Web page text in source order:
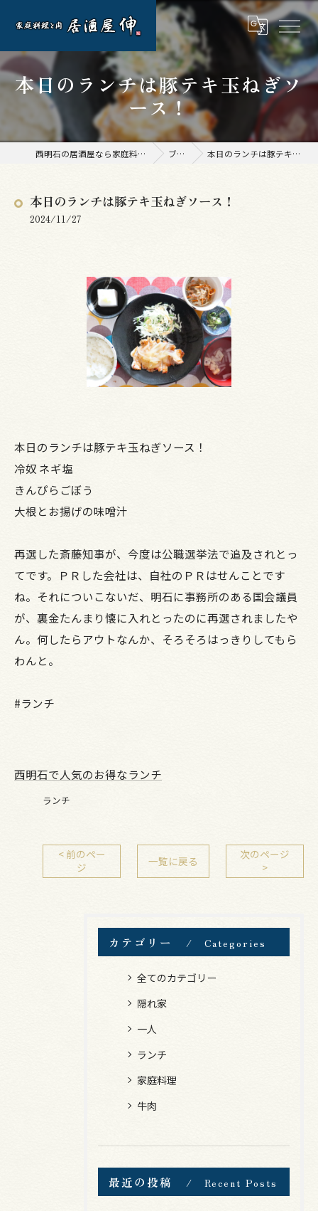
本日のランチは豚テキ玉ねぎソ
ース！
西明石の居酒屋なら家庭料理と肉 居酒屋 伸 ブログ 本日のランチは豚テキ玉ねぎソース！
本日のランチは豚テキ玉ねぎソース！
2024/11/27
本日のランチは豚テキ玉ねぎソース！
冷奴 ネギ塩
きんぴらごぼう
大根とお揚げの味噌汁
再選した斎藤知事が、今度は公職選挙法で追及されとっ
てです。ＰＲした会社は、自社のＰＲはせんことです
ね。それについこないだ、明石に事務所のある国会議員
が、裏金たんまり懐に入れとったのに再選されましたや
ん。何したらアウトなんか、そろそろはっきりしてもら
わんと。
#ランチ
西明石で人気のお得なランチ
ランチ
< 前のペー
ジ
一覧に戻る
次のページ
>
カテゴリー Categories
全てのカテゴリー
隠れ家
一人
ランチ
家庭料理
牛肉
最近の投稿 Recent Posts